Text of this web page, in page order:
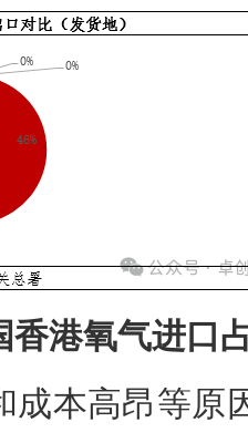
香港氧气进口
成本高昂等原